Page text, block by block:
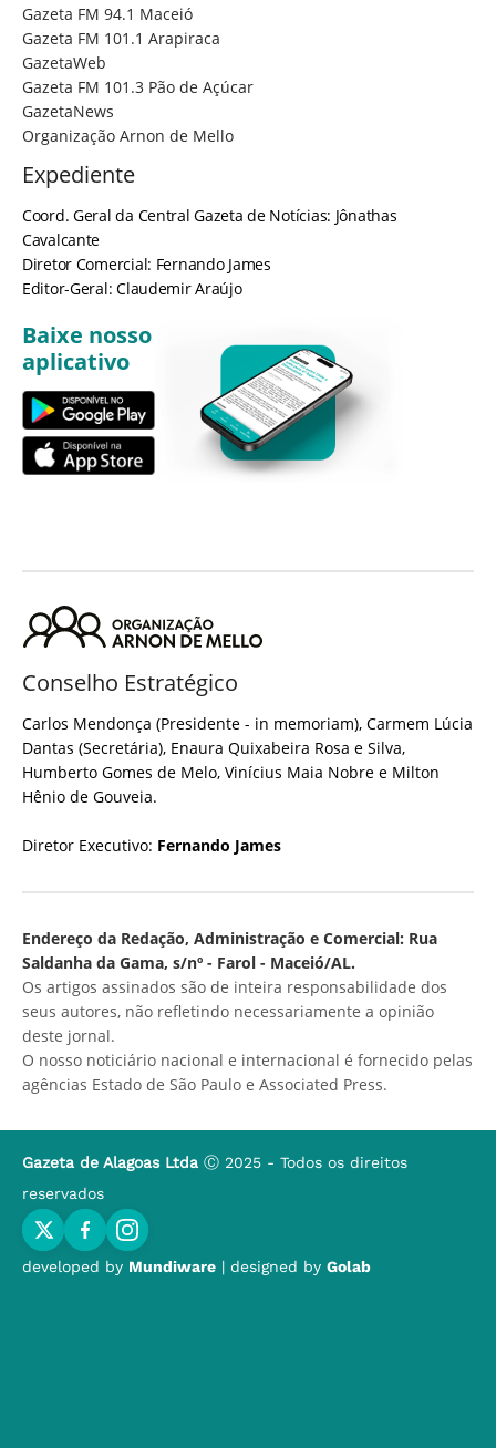
Gazeta FM 94.1 Maceió
Gazeta FM 101.1 Arapiraca
GazetaWeb
Gazeta FM 101.3 Pão de Açúcar
GazetaNews
Organização Arnon de Mello
Expediente
Coord. Geral da Central Gazeta de Notícias: Jônathas
Cavalcante
Diretor Comercial: Fernando James
Editor-Geral: Claudemir Araújo
Baixe nosso
aplicativo
Conselho Estratégico
Carlos Mendonça (Presidente - in memoriam), Carmem Lúcia
Dantas (Secretária), Enaura Quixabeira Rosa e Silva,
Humberto Gomes de Melo, Vinícius Maia Nobre e Milton
Hênio de Gouveia.
Diretor Executivo: Fernando James
Endereço da Redação, Administração e Comercial: Rua
Saldanha da Gama, s/nº - Farol - Maceió/AL.
Os artigos assinados são de inteira responsabilidade dos
seus autores, não refletindo necessariamente a opinião
deste jornal.
O nosso noticiário nacional e internacional é fornecido pelas
agências Estado de São Paulo e Associated Press.
Gazeta de Alagoas Ltda Ⓒ 2025 - Todos os direitos
reservados
developed by Mundiware | designed by Golab